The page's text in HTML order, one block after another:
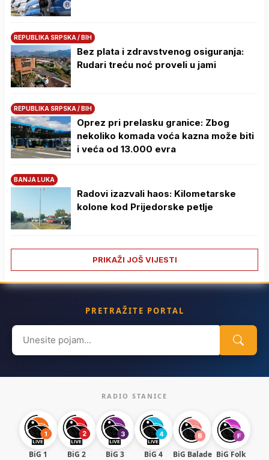
REPUBLIKA SRPSKA / BIH
Bez plata i zdravstvenog osiguranja:
Rudari treću noć proveli u jami
REPUBLIKA SRPSKA / BIH
Oprez pri prelasku granice: Zbog
nekoliko komada voća kazna može biti
i veća od 13.000 evra
BANJA LUKA
Radovi izazvali haos: Kilometarske
kolone kod Prijedorske petlje
PRIKAŽI JOŠ VIJESTI
PRETRAŽITE PORTAL
Search
for:
RADIO STANICE
BiG 1 BiG 2 BiG 3 BiG 4 BiG Balade BiG Folk